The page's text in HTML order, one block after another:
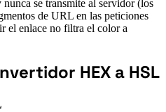
se transmite al servidor (los
de URL en las peticiones
el enlace no filtra el color a
HEX a HSL